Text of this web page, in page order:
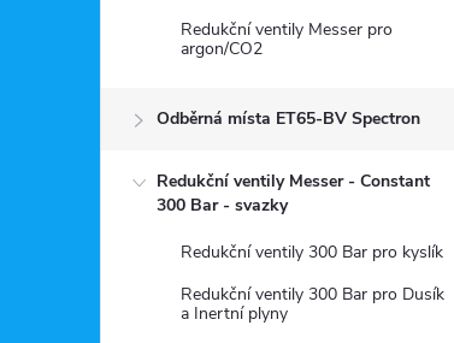
Redukční ventily Messer pro
argon/CO2
Odběrná místa ET65-BV Spectron
Redukční ventily Messer - Constant
300 Bar - svazky
Redukční ventily 300 Bar pro kyslík
Redukční ventily 300 Bar pro Dusík
a Inertní plyny